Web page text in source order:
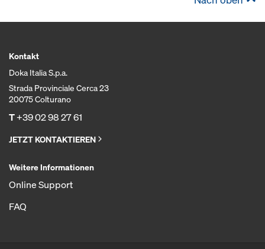
Kontakt
Doka Italia S.p.a.
Strada Provinciale Cerca 23
20075 Colturano
T+39 02 98 27 61
JETZT KONTAKTIEREN
Weitere Informationen
Online Support
FAQ